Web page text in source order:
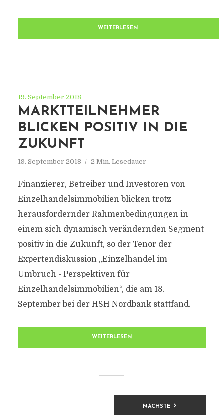
WEITERLESEN
19. September 2018
MARKTTEILNEHMER
BLICKEN POSITIV IN DIE
ZUKUNFT
19. September 2018 2 Min. Lesedauer
Finanzierer, Betreiber und Investoren von
Einzelhandelsimmobilien blicken trotz
herausfordernder Rahmenbedingungen in
einem sich dynamisch verändernden Segment
positiv in die Zukunft, so der Tenor der
Expertendiskussion „Einzelhandel im
Umbruch - Perspektiven für
Einzelhandelsimmobilien“, die am 18.
September bei der HSH Nordbank stattfand.
WEITERLESEN
BEITRAGSNAVIGATIONNÄCHSTE